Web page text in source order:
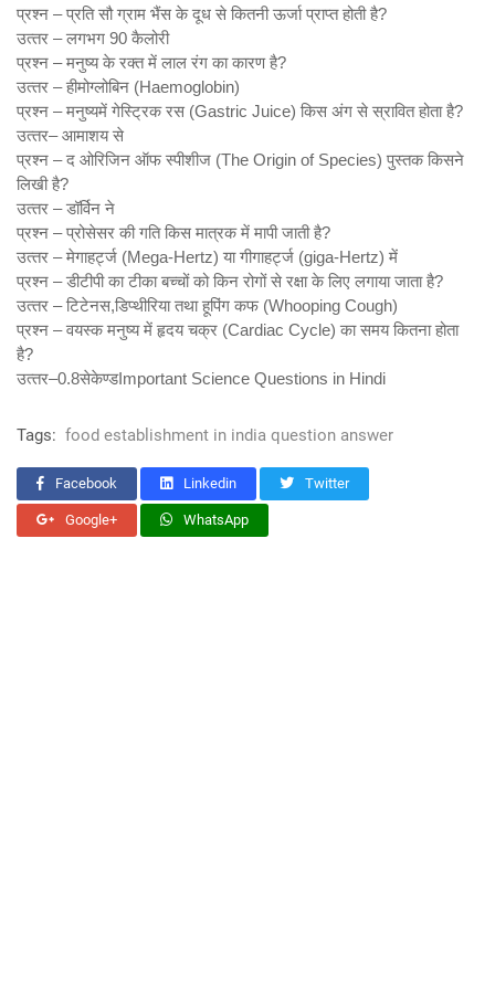
प्रश्‍न – प्रति सौ ग्राम भैंस के दूध से कितनी ऊर्जा प्राप्‍त होती है?
उत्‍तर – लगभग 90 कैलोरी
प्रश्‍न – मनुष्‍य के रक्‍त में लाल रंग का कारण है?
उत्‍तर – हीमोग्‍लोबिन (Haemoglobin)
प्रश्‍न – मनुष्‍यमें गेस्ट्रिक रस (Gastric Juice) किस अंग से स्रावित होता है?
उत्‍तर– आमाशय से
प्रश्‍न – द ओरिजिन ऑफ स्‍पीशीज (The Origin of Species) पुस्‍तक किसने
लिखी है?
उत्‍तर – डॉर्विन ने
प्रश्‍न – प्रोसेसर की गति किस मात्रक में मापी जाती है?
उत्‍तर – मेगाहर्ट्ज (Mega-Hertz) या गीगाहर्ट्ज (giga-Hertz) में
प्रश्‍न – डीटीपी का टीका बच्‍चों को किन रोगों से रक्षा के लिए लगाया जाता है?
उत्‍तर – टिटेनस,डिप्‍थीरिया तथा हूपिंग कफ (Whooping Cough)
प्रश्‍न – वयस्‍क मनुष्‍य में हृदय चक्र (Cardiac Cycle) का समय कितना होता
है?
उत्‍तर–0.8सेकेण्‍डImportant Science Questions in Hindi
Tags: food establishment in india question answer
Facebook Linkedin Twitter
Google+ WhatsApp